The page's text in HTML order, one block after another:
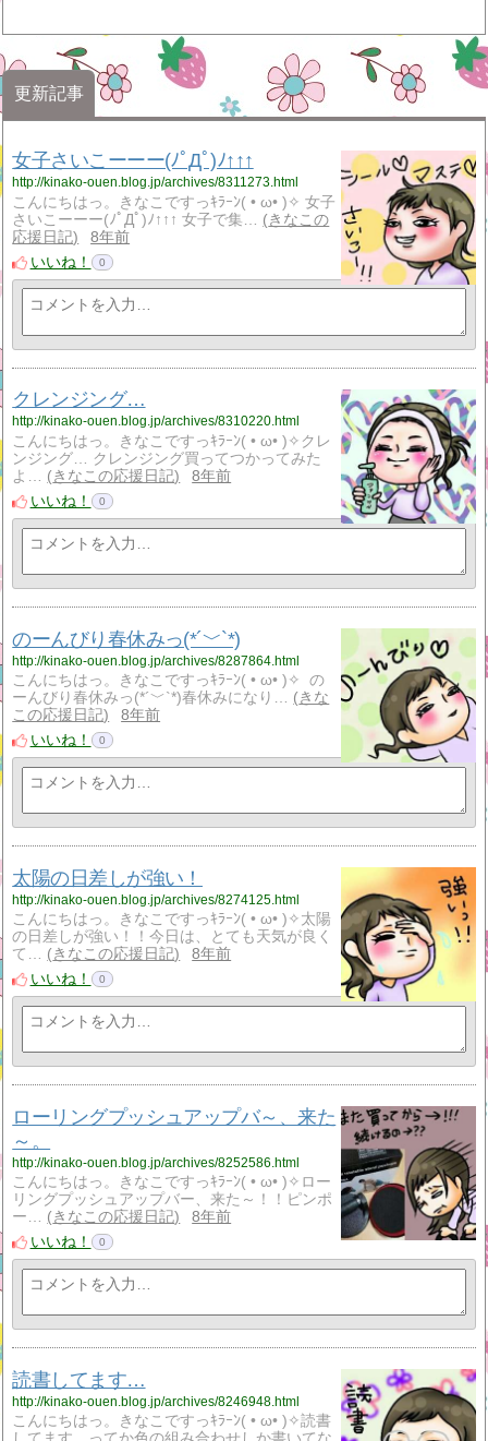
更新記事
女子さいこーーー(ﾉﾟДﾟ)ﾉ↑↑↑
http://kinako-ouen.blog.jp/archives/8311273.html
こんにちはっ。きなこですっｷﾗｰﾝ( • ω• )✧ 女子
さいこーーー(ﾉﾟДﾟ)ﾉ↑↑↑ 女子で集…
きなこの
応援日記
8年前
いいね！
0
クレンジング…
http://kinako-ouen.blog.jp/archives/8310220.html
こんにちはっ。きなこですっｷﾗｰﾝ( • ω• )✧クレ
ンジング… クレンジング買ってつかってみた
よ…
きなこの応援日記
8年前
いいね！
0
のーんびり春休みっ(*´﹀`*)
http://kinako-ouen.blog.jp/archives/8287864.html
こんにちはっ。きなこですっｷﾗｰﾝ( • ω• )✧ の
ーんびり春休みっ(*´﹀`*)春休みになり…
きな
この応援日記
8年前
いいね！
0
太陽の日差しが強い！
http://kinako-ouen.blog.jp/archives/8274125.html
こんにちはっ。きなこですっｷﾗｰﾝ( • ω• )✧太陽
の日差しが強い！！今日は、とても天気が良く
て…
きなこの応援日記
8年前
いいね！
0
ローリングプッシュアップバ～、来た
～。
http://kinako-ouen.blog.jp/archives/8252586.html
こんにちはっ。きなこですっｷﾗｰﾝ( • ω• )✧ロー
リングプッシュアップバー、来た～！！ピンポ
ー…
きなこの応援日記
8年前
いいね！
0
読書してます…
http://kinako-ouen.blog.jp/archives/8246948.html
こんにちはっ。きなこですっｷﾗｰﾝ( • ω• )✧読書